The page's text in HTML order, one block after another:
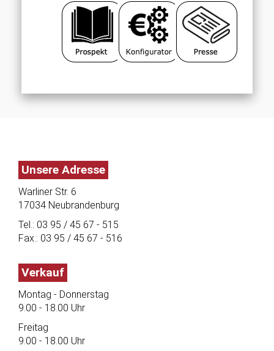
Unsere Adresse
Warliner Str. 6
17034 Neubrandenburg
Tel.: 03 95 / 45 67 - 515
Fax.: 03 95 / 45 67 - 516
Verkauf
Montag - Donnerstag
9.00 - 18.00 Uhr
Freitag
9.00 - 18.00 Uhr